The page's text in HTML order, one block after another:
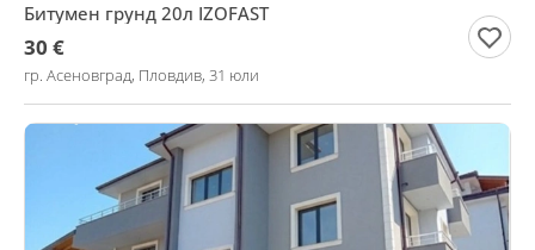
Битумен грунд 20л IZOFAST
30 €
гр. Асеновград, Пловдив, 31 юли